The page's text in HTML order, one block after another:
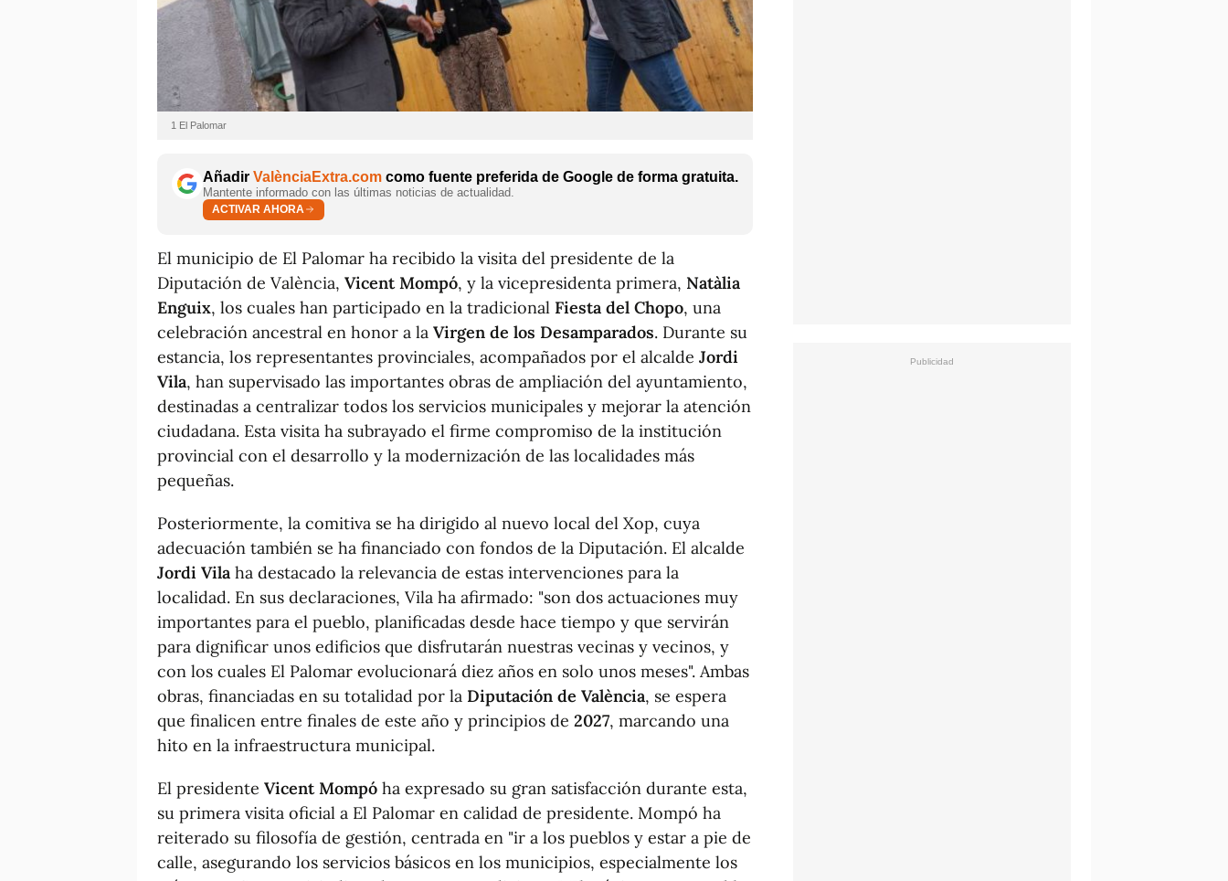
1 El Palomar
Añadir ValènciaExtra.com como fuente preferida de Google de forma gratuita.
Mantente informado con las últimas noticias de actualidad.
ACTIVAR AHORA
El municipio de El Palomar ha recibido la visita del presidente de la
Diputación de València, Vicent Mompó, y la vicepresidenta primera, Natàlia
Enguix, los cuales han participado en la tradicional Fiesta del Chopo, una
celebración ancestral en honor a la Virgen de los Desamparados. Durante su
estancia, los representantes provinciales, acompañados por el alcalde Jordi
Vila, han supervisado las importantes obras de ampliación del ayuntamiento,
destinadas a centralizar todos los servicios municipales y mejorar la atención
ciudadana. Esta visita ha subrayado el firme compromiso de la institución
provincial con el desarrollo y la modernización de las localidades más
pequeñas.
Posteriormente, la comitiva se ha dirigido al nuevo local del Xop, cuya
adecuación también se ha financiado con fondos de la Diputación. El alcalde
Jordi Vila ha destacado la relevancia de estas intervenciones para la
localidad. En sus declaraciones, Vila ha afirmado: "son dos actuaciones muy
importantes para el pueblo, planificadas desde hace tiempo y que servirán
para dignificar unos edificios que disfrutarán nuestras vecinas y vecinos, y
con los cuales El Palomar evolucionará diez años en solo unos meses". Ambas
obras, financiadas en su totalidad por la Diputación de València, se espera
que finalicen entre finales de este año y principios de 2027, marcando una
hito en la infraestructura municipal.
El presidente Vicent Mompó ha expresado su gran satisfacción durante esta,
su primera visita oficial a El Palomar en calidad de presidente. Mompó ha
reiterado su filosofía de gestión, centrada en "ir a los pueblos y estar a pie de
calle, asegurando los servicios básicos en los municipios, especialmente los